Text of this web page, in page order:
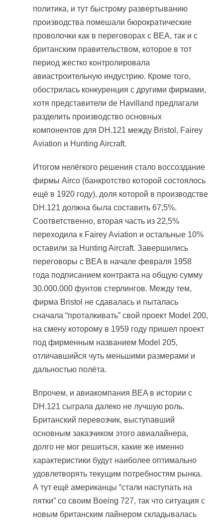
политика, и тут быстрому развертыванию
производства помешали бюрократические
проволочки как в переговорах с BEA, так и с
британским правительством, которое в тот
период жестко контролировала
авиастроительную индустрию. Кроме того,
обострилась конкуренция с другими фирмами,
хотя представители de Havilland предлагали
разделить производство основных
компонентов для DH.121 между Bristol, Fairey
Aviation и Hunting Aircraft.
Итогом нелёгкого решения стало воссоздание
фирмы Airco (банкротство которой состоялось
ещё в 1920 году), доля которой в производстве
DH.121 должна была составить 67,5%.
Соответственно, вторая часть из 22,5%
переходила к Fairey Aviation и остальные 10%
оставили за Hunting Aircraft. Завершились
переговоры с BEA в начале февраля 1958
года подписанием контракта на общую сумму
30.000.000 фунтов стерлингов. Между тем,
фирма Bristol не сдавалась и пыталась
сначала “проталкивать” свой проект Model 200,
на смену которому в 1959 году пришел проект
под фирменным названием Model 205,
отличавшийся чуть меньшими размерами и
дальностью полёта.
Впрочем, и авиакомпания BEA в истории с
DH.121 сыграла далеко не лучшую роль.
Британский перевозчик, выступавший
основным заказчиком этого авиалайнера,
долго не мог решиться, какие же именно
характеристики будут наиболее оптимально
удовлетворять текущим потребностям рынка.
А тут ещё американцы “стали наступать на
пятки” со своим Boeing 727, так что ситуация с
новым британским лайнером складывалась